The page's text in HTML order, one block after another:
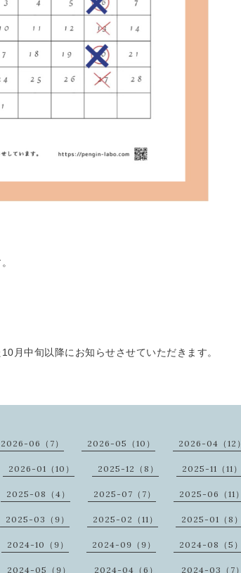
月中旬以降にお知らせさせていただきます。
2026-06（7） 2026-05（10） 2026-04（12）
2026-01（10） 2025-12（8） 2025-11（11）
2025-08（4） 2025-07（7） 2025-06（11）
2025-03（9） 2025-02（11） 2025-01（8）
2024-10（9） 2024-09（9） 2024-08（5）
2024-05（9） 2024-04（6） 2024-03（7）